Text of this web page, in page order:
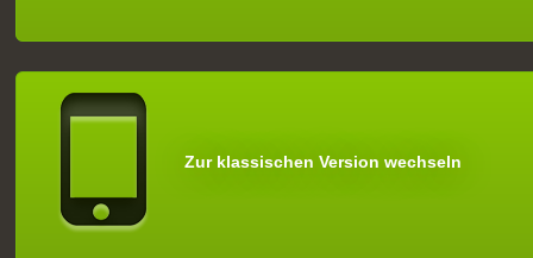
Zur klassischen Version wechseln